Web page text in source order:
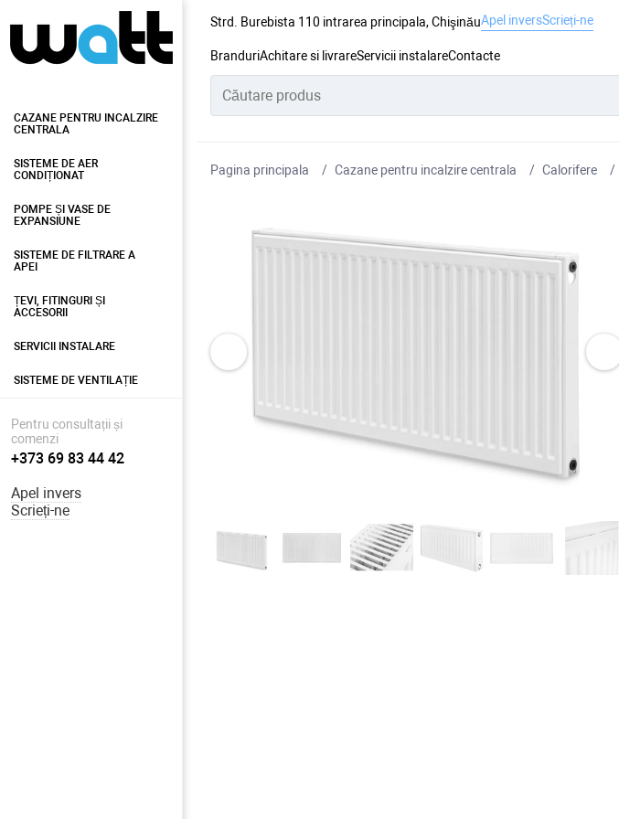
Strd. Burebista 110 intrarea principala, ChişinăuApel inversScrieți-ne
BranduriAchitare si livrareServicii instalareContacte
CAZANE PENTRU INCALZIRE
CENTRALA
SISTEME DE AER
CONDIȚIONAT
POMPE ȘI VASE DE
EXPANSIUNE
SISTEME DE FILTRARE A
APEI
ȚEVI, FITINGURI ȘI
ACCESORII
SERVICII INSTALARE
SISTEME DE VENTILAȚIE
Pentru consultații și
comenzi
+373 69 83 44 42
Apel invers
Scrieți-ne
Pagina principala Cazane pentru incalzire centrala Сalorifere